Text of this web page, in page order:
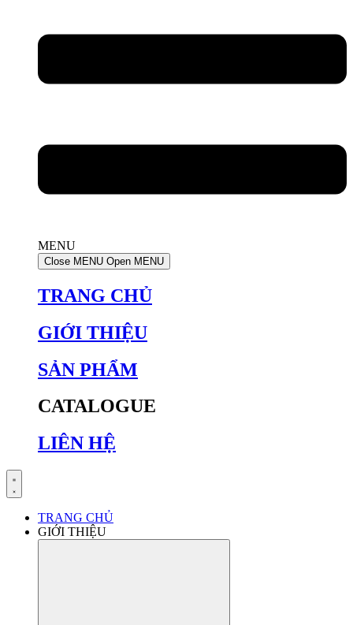
MENU
Close MENU Open MENU
TRANG CHỦ
GIỚI THIỆU
SẢN PHẨM
CATALOGUE
LIÊN HỆ
TRANG CHỦ
GIỚI THIỆU